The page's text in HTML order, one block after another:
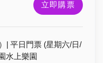
立即購票
| 平日門票 (星期六/日/
水上樂園